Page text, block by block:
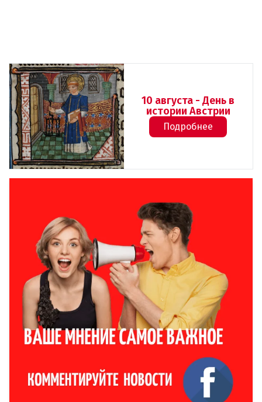
10 августа - День в
истории Австрии
Подробнее